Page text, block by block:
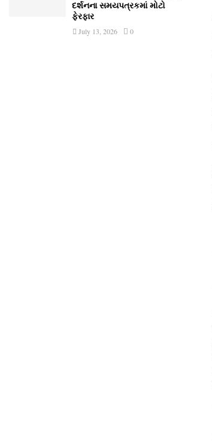
દર્શનના સમયપત્રકમાં મોટો
ફેરફાર
July 13, 2026 0